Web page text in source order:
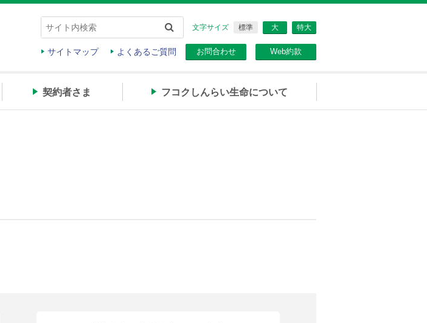
文字サイズ 標準 大 特大
Web約款
お問合わせ
サイトマップ よくあるご質問
契約者さま フコクしんらい生命について